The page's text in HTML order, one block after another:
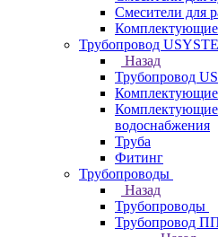
Смесители для
Комплектующие
Трубопровод
Назад
Трубопровод
Комплектующие
водоснабжения
Труба
Фитинг
Трубопроводы
Назад
Трубопроводы
Трубопровод